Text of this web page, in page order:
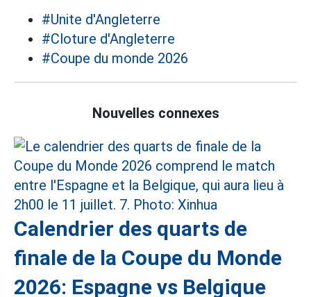
#Unite d'Angleterre
#Cloture d'Angleterre
#Coupe du monde 2026
Nouvelles connexes
Calendrier des quarts de
finale de la Coupe du Monde
2026: Espagne vs Belgique